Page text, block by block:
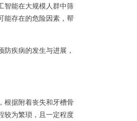
智能在大规模人群中筛
能存在的危险因素，帮
疾病的发生与进展，
根据附着丧失和牙槽骨
较为繁琐，且一定程度